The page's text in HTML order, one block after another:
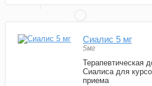
Сиалис 5 мг
5мг
Терапевтическая
Сиалиса для
приема